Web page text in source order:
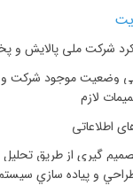
شرکت ملی پالایش و
وضعیت موجود شرکت و
لازم
اطلاعاتی
گيري از طريق تحليل
و پياده سازي